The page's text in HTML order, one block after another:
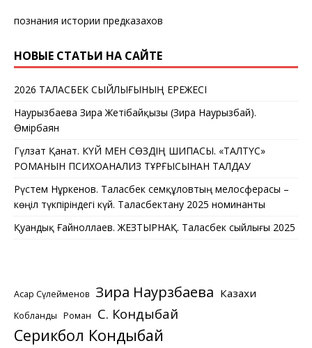
познания истории предказахов
НОВЫЕ СТАТЬИ НА САЙТЕ
2026 ТАЛАСБЕК СЫЙЛЫҒЫНЫҢ ЕРЕЖЕСІ
Наурызбаева Зира Жетібайқызы (Зира Наурызбай).
Өмірбаян
Гүлзат Қанат. КҮЙ МЕН СӨЗДІҢ ШИПАСЫ. «ТАЛТҮС»
РОМАНЫН ПСИХОАНАЛИЗ ТҰРҒЫСЫНАН ТАЛДАУ
Рүстем Нұркенов. Таласбек Әсемқұловтың мелосферасы –
көңіл түкпіріндегі күй. Таласбектану 2025 номинанты
Қуандық Ғайноллаев. ЖЕЗТЫРНАҚ. Таласбек сыйлығы 2025
Асқар Сүлейменов Зира Наурзбаева Казахи
Кобланды Роман С. Кондыбай
Серикбол Кондыбай